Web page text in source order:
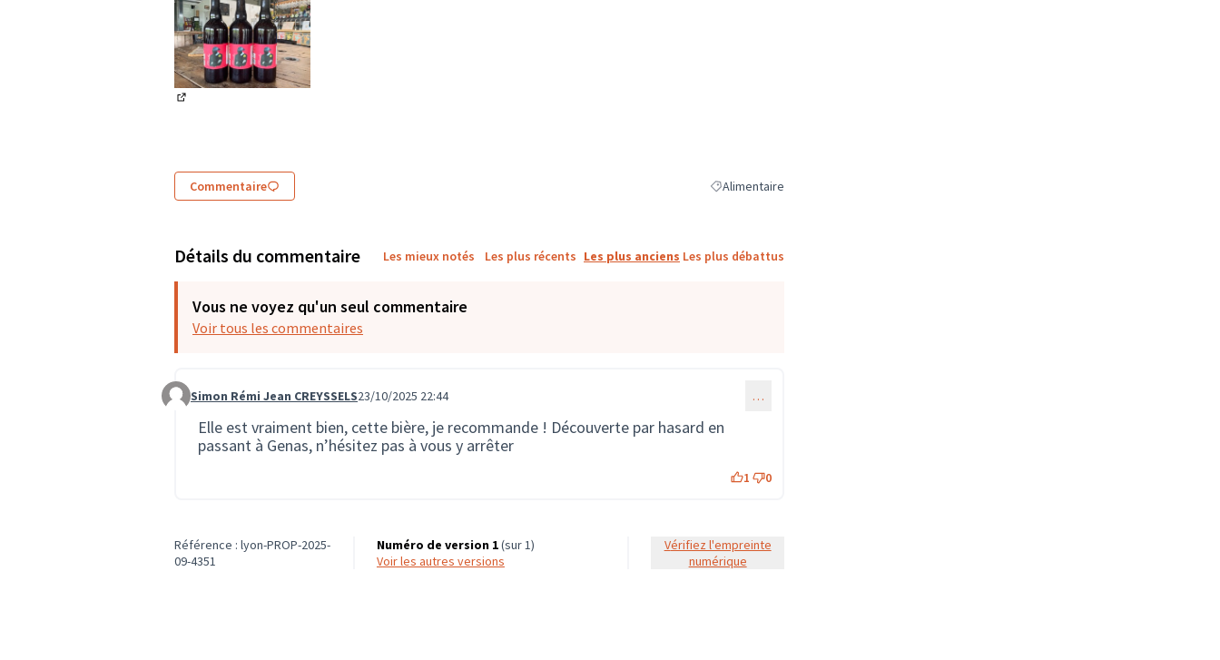
Commentaire Filtrer les résultats de la catégorie : Alimentaire
Alimentaire
Détails du commentaire Les mieux notés Les plus récents Les plus anciens Les plus débattus
Vous ne voyez qu'un seul commentaire
Voir tous les commentaires
Commentaire 3942
Simon Rémi Jean CREYSSELS23/10/2025 22:44 …
Elle est vraiment bien, cette bière, je recommande ! Découverte par hasard en
passant à Genas, n’hésitez pas à vous y arrêter
1 0
Référence : lyon-PROP-2025-
09-4351
Numéro de version 1(sur 1)
voir les autres versions
Vérifiez l'empreinte
numérique